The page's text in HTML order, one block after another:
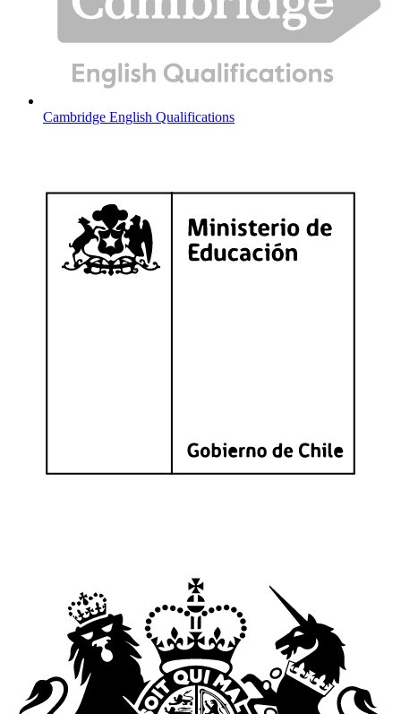
Cambridge English Qualifications